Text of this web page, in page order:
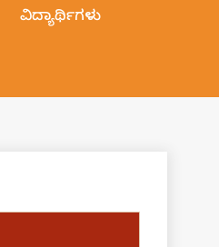
ವಿದ್ಯಾರ್ಥಿಗಳು